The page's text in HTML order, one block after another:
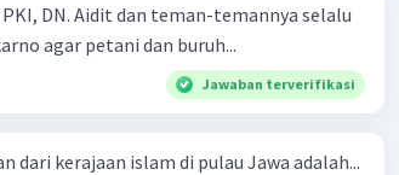
DN. Aidit dan teman-temannya selalu
agar petani dan buruh...
Jawaban terverifikasi
dari kerajaan islam di pulau Jawa adalah...